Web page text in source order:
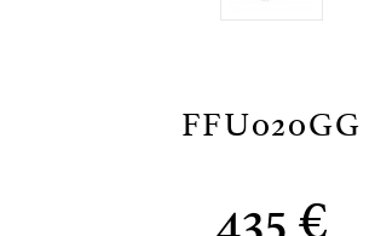
FFU020GG
435 €